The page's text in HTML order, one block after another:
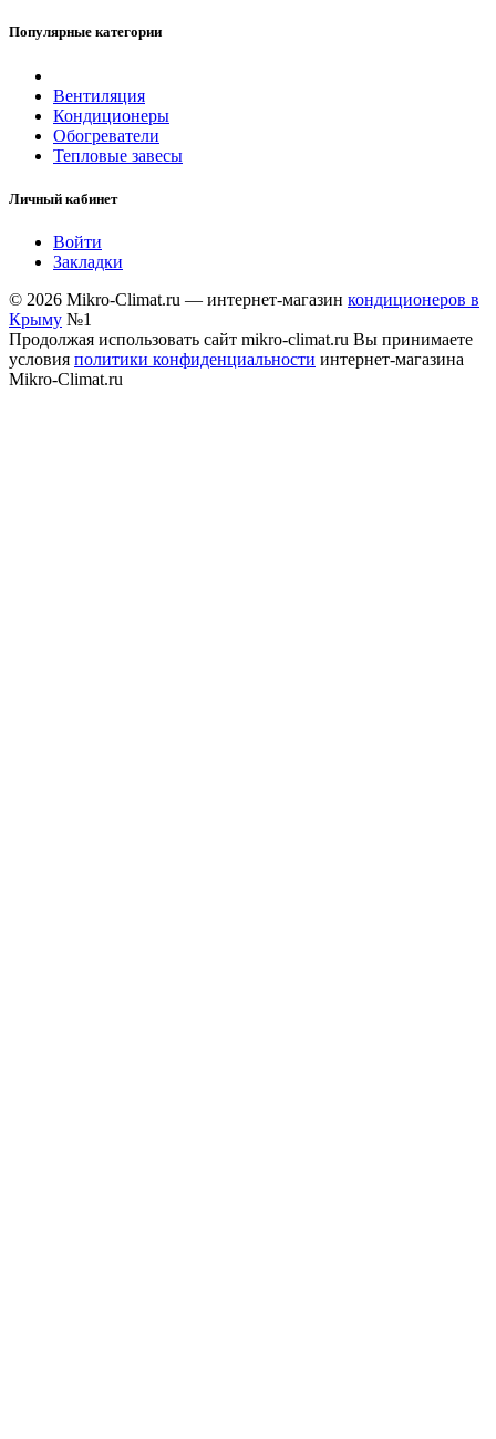
Популярные категории
Вентиляция
Кондиционеры
Обогреватели
Тепловые завесы
Личный кабинет
Войти
Закладки
© 2026 Mikro-Climat.ru — интернет-магазин кондиционеров в
Крыму №1
Продолжая использовать сайт mikro-climat.ru Вы принимаете
условия политики конфиденциальности интернет-магазина
Mikro-Climat.ru